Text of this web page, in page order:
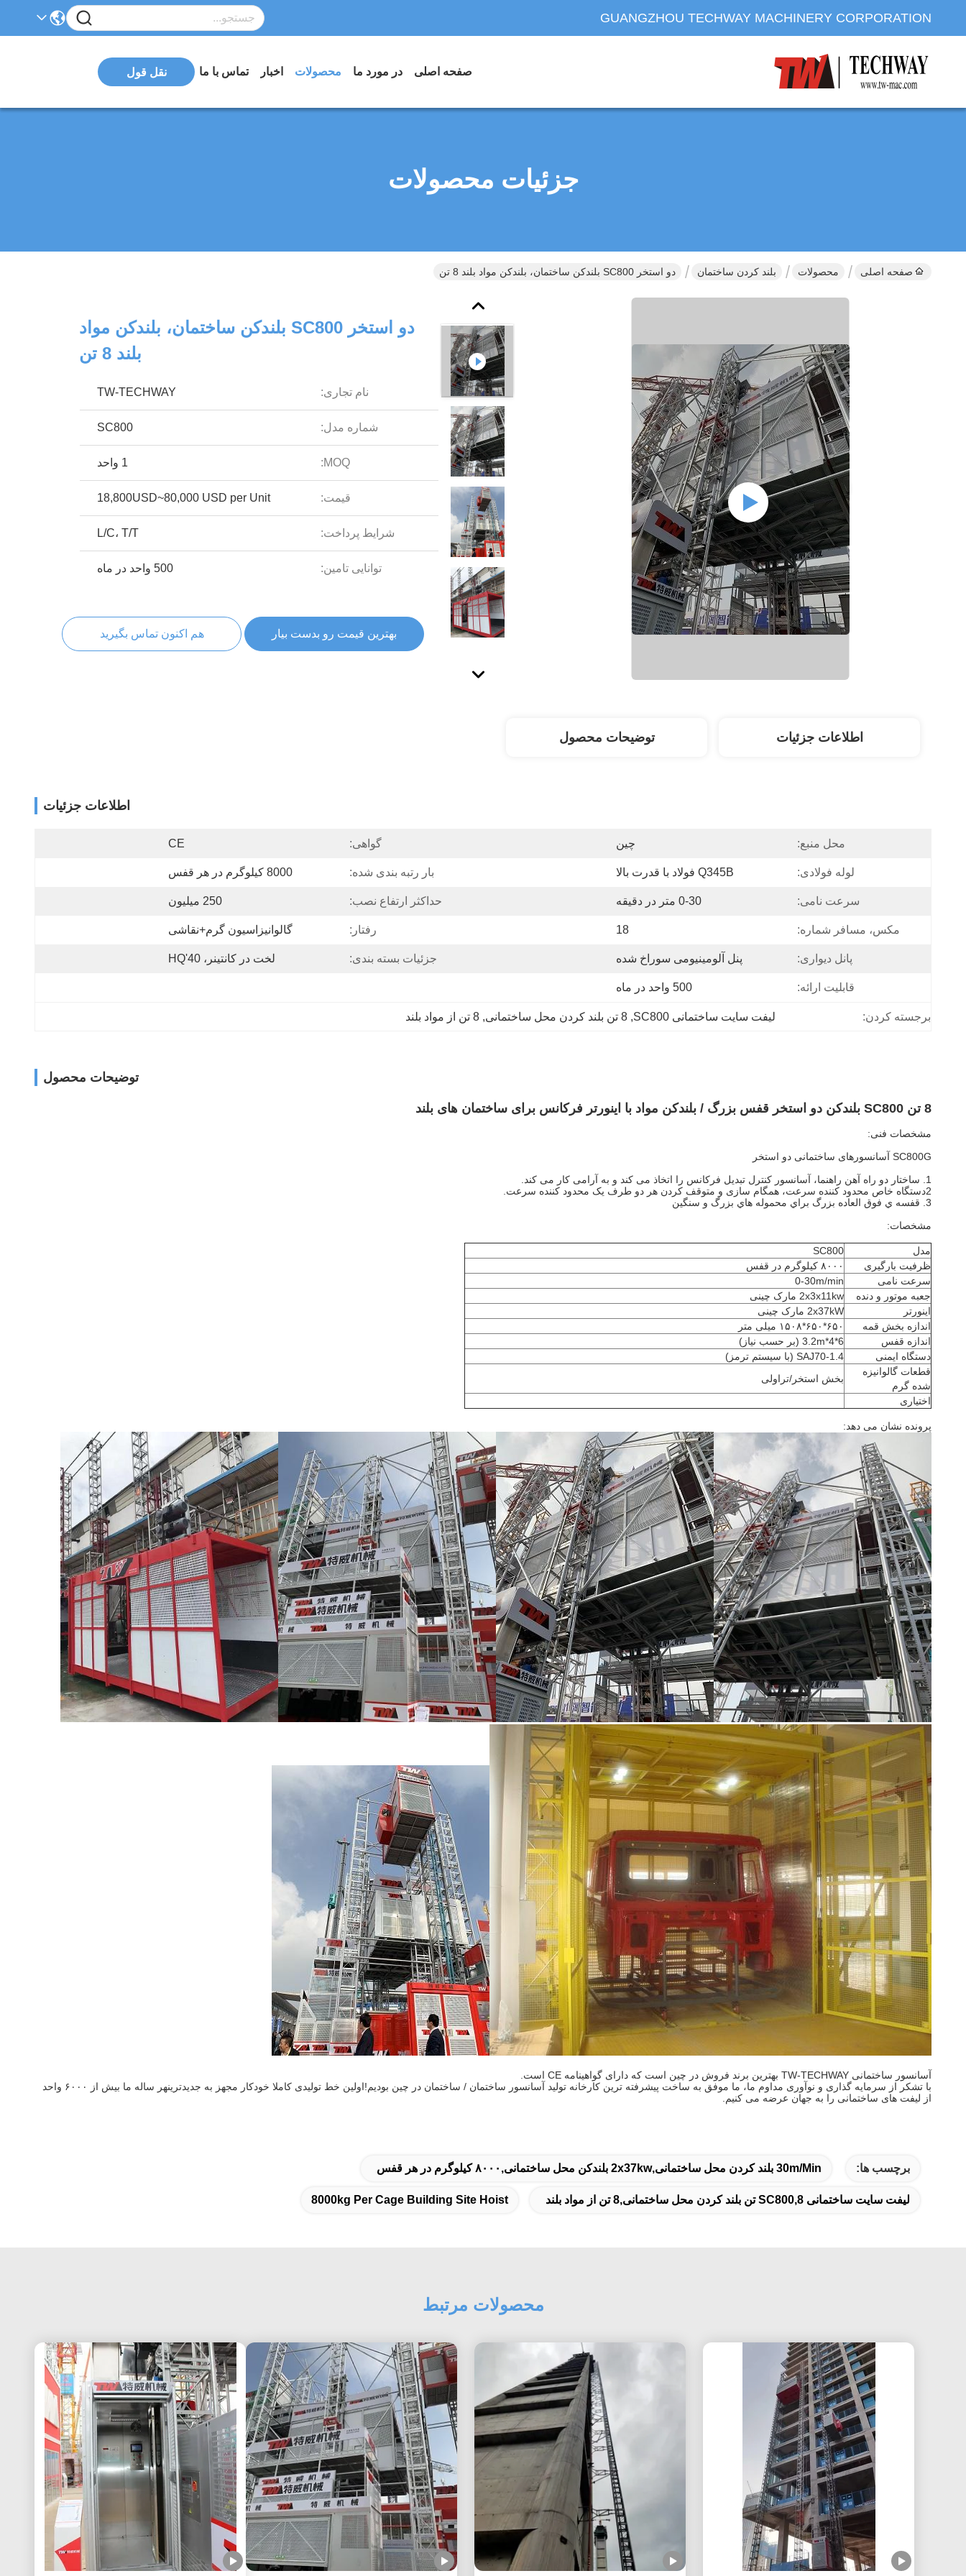
GUANGZHOU TECHWAY MACHINERY CORPORATION
صفحه اصلی در مورد ما محصولات اخبار تماس با ما نقل قول
جزئیات محصولات
صفحه اصلی محصولات بلند کردن ساختمان دو استخر SC800 بلندکن ساختمان، بلندکن مواد بلند 8 تن
دو استخر SC800 بلندکن ساختمان، بلندکن مواد
بلند 8 تن
نام تجاری: TW-TECHWAY
شماره مدل: SC800
MOQ: 1 واحد
قیمت: 18,800USD~80,000 USD per Unit
شرایط پرداخت: L/C، T/T
توانایی تامین: 500 واحد در ماه
بهترین قیمت رو بدست بیار هم اکنون تماس بگیرید
اطلاعات جزئیات توضیحات محصول
اطلاعات جزئیات
محل منبع: چین گواهی: CE
لوله فولادی: Q345B فولاد با قدرت بالا بار رتبه بندی شده: 8000 کیلوگرم در هر قفس
سرعت نامی: 0-30 متر در دقیقه حداکثر ارتفاع نصب: 250 میلیون
مکس، مسافر شماره: 18 رفتار: گالوانیزاسیون گرم+نقاشی
پانل دیواری: پنل آلومینیومی سوراخ شده جزئیات بسته بندی: لخت در کانتینر، 40'HQ
قابلیت ارائه: 500 واحد در ماه
برجسته کردن: لیفت سایت ساختمانی SC800 , 8 تن بلند کردن محل ساختمانی , 8 تن از مواد بلند
توضیحات محصول
8 تن SC800 بلندکن دو استخر قفس بزرگ / بلندکن مواد با اینورتر فرکانس برای ساختمان های بلند
مشخصات فنی:
SC800G آسانسورهای ساختمانی دو استخر
1. ساختار دو راه آهن راهنما، آسانسور کنترل تبدیل فرکانس را اتخاذ می کند و به آرامی کار می کند.
2دستگاه خاص محدود کننده سرعت، همگام سازی و متوقف کردن هر دو طرف یک محدود کننده سرعت.
3. قفسه ي فوق العاده بزرگ براي محموله هاي بزرگ و سنگين
مشخصات:
مدل
SC800
ظرفیت بارگیری
۸۰۰۰ کیلوگرم در قفس
سرعت نامی
0-30m/min
جعبه موتور و دنده
2x3x11kw مارک چینی
اینورتر
2x37kW مارک چینی
اندازه بخش قمه
۶۵۰*۶۵۰*۱۵۰۸ میلی متر
اندازه قفس
6*4*3.2m (بر حسب نیاز)
دستگاه ایمنی
SAJ70-1.4 (با سیستم ترمز)
قطعات گالوانیزه
شده گرم
بخش استخر/تراولی
اختیاری
پرونده نشان می دهد:
آسانسور ساختمانی TW-TECHWAY بهترین برند فروش در چین است که دارای گواهینامه CE است.
با تشکر از سرمایه گذاری و نوآوری مداوم ما، ما موفق به ساخت پیشرفته ترین کارخانه تولید آسانسور ساختمان / ساختمان در چین بودیم!اولین خط تولیدی کاملا خودکار مجهز به جدیدترینهر ساله ما بیش از ۶۰۰۰ واحد
از لیفت های ساختمانی را به جهان عرضه می کنیم.
برچسب ها: 30m/min بلند کردن محل ساختمانی,2x37kw بلندکن محل ساختمانی,۸۰۰۰ کیلوگرم در هر قفس
لیفت سایت ساختمانی SC800,8 تن بلند کردن محل ساختمانی,8 تن از مواد بلند 8000kg Per Cage Building Site Hoist
محصولات مرتبط